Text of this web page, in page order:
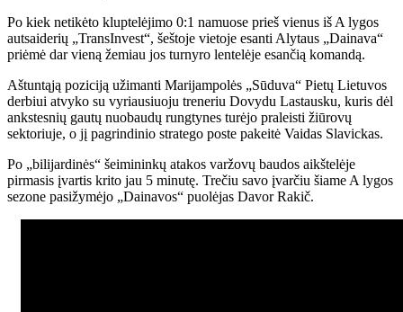
Po kiek netikėto kluptelėjimo 0:1 namuose prieš vienus iš A lygos
autsaiderių „TransInvest“, šeštoje vietoje esanti Alytaus „Dainava“
priėmė dar vieną žemiau jos turnyro lentelėje esančią komandą.
Aštuntąją poziciją užimanti Marijampolės „Sūduva“ Pietų Lietuvos
derbiui atvyko su vyriausiuoju treneriu Dovydu Lastausku, kuris dėl
ankstesnių gautų nuobaudų rungtynes turėjo praleisti žiūrovų
sektoriuje, o jį pagrindinio stratego poste pakeitė Vaidas Slavickas.
Po „bilijardinės“ šeimininkų atakos varžovų baudos aikštelėje
pirmasis įvartis krito jau 5 minutę. Trečiu savo įvarčiu šiame A lygos
sezone pasižymėjo „Dainavos“ puolėjas Davor Rakič.